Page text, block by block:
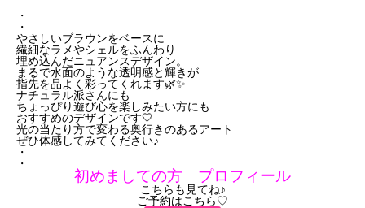
・
・
やさしいブラウンをベースに
繊細なラメやシェルをふんわり
埋め込んだニュアンスデザイン。
まるで水面のよう な透明感と輝きが
指先を品よく 彩って く れます🌿✨
ナチュラル派さんに も
ちょっぴり遊び心を楽しみたい方に も
おすすめのデザインです🤍
光の当たり方で変わる奥行きのあるアート
ぜひ体感してみて ください♪
・
・
初めましての方 プロフィール
こちらも見てね♪
ご予約はこちら♡